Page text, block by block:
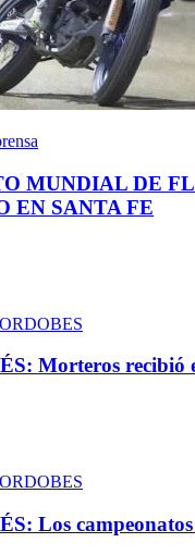
MUNDIAL DE
EN SANTA FE
Morteros recibió
Los